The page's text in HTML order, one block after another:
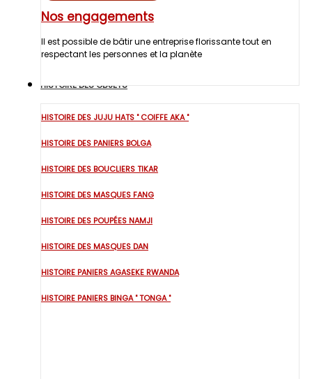
Nos engagements
Il est possible de bâtir une entreprise florissante tout en
respectant les personnes et la planète
HISTOIRE DES OBJETS
HISTOIRE DES JUJU HATS " COIFFE AKA "
HISTOIRE DES PANIERS BOLGA
HISTOIRE DES BOUCLIERS TIKAR
HISTOIRE DES MASQUES FANG
HISTOIRE DES POUPÉES NAMJI
HISTOIRE DES MASQUES DAN
HISTOIRE PANIERS AGASEKE RWANDA
HISTOIRE PANIERS BINGA " TONGA "